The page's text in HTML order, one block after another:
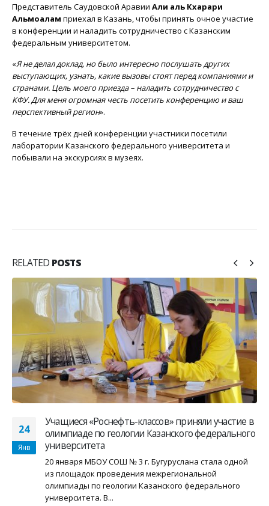
Представитель Саудовской Аравии Али аль Кхарари
Альмоалам приехал в Казань, чтобы принять очное участие
в конференции и наладить сотрудничество с Казанским
федеральным университетом.
«Я не делал доклад, но было интересно послушать других
выступающих, узнать, какие вызовы стоят перед компаниями и
странами. Цель моего приезда – наладить сотрудничество с
КФУ. Для меня огромная честь посетить конференцию и ваш
перспективный регион».
В течение трёх дней конференции участники посетили
лаборатории Казанского федерального университета и
побывали на экскурсиях в музеях.
RELATED POSTS
24
Янв
Учащиеся «Роснефть-классов» приняли участие в
олимпиаде по геологии Казанского федерального
университета
20 января МБОУ СОШ № 3 г. Бугуруслана стала одной
из площадок проведения межрегиональной
олимпиады по геологии Казанского федерального
университета. В...